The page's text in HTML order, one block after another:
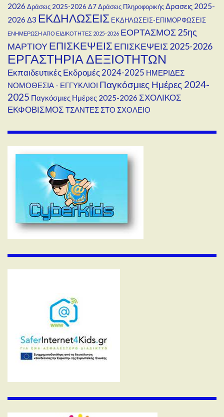
2026 Δράσεις 2025-2026 Δ7Δράσεις ΠληροφορικήςΔρασεις 2025-
2026 Δ3 ΕΚΔΗΛΩΣΕΙΣ ΕΚΔΗΛΩΣΕΙΣ-ΕΠΙΜΟΡΦΩΣΕΙΣ
ΕΝΗΜΕΡΩΣΗ ΑΠΟ ΕΙΔΙΚΟΤΗΤΕΣ 2025-2026 ΕΟΡΤΑΣΜΟΣ 25ης
ΜΑΡΤΙΟΥΕΠΙΣΚΕΨΕΙΣ ΕΠΙΣΚΕΨΕΙΣ 2025-2026
ΕΡΓΑΣΤΗΡΙΑ ΔΕΞΙΟΤΗΤΩΝ
Εκπαιδευτικές Εκδρομές 2024-2025 ΗΜΕΡΙΔΕΣ
ΝΟΜΟΘΕΣΙΑ - ΕΓΓΥΚΛΙΟΙ Παγκόσμιες Ημέρες 2024-
2025 Παγκόσμιες Ημέρες 2025-2026 ΣΧΟΛΙΚΟΣ
ΕΚΦΟΒΙΣΜΟΣ ΤΣΑΝΤΕΣ ΣΤΟ ΣΧΟΛΕΙΟ